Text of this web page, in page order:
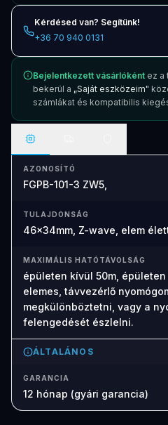
Kérdésed van? Segítünk!
+36 70 940 0131
Bejelentkezett vásárlóként ez a
bekerül a „Saját eszközeim"
számlákat és kompatibilis
AZONOSÍTÓ
FGPB-101-3 ZW5,
TULAJDONSÁG
46x34mm, Z-wave, elem
MAXIMÁLIS HATÓTÁVOLSÁG
épületen kívül 50m, épületen
elemes, távvezérlő
megkülönböztetni, vagy a
felengedését észlelni.
ÁLTALÁNOS
GARANCIA
12 hónap (gyári garancia)